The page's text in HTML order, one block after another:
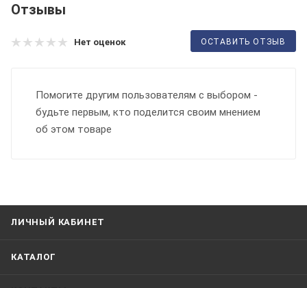
Отзывы
Нет оценок ОСТАВИТЬ ОТЗЫВ
Помогите другим пользователям с выбором -
будьте первым, кто поделится своим мнением
об этом товаре
ЛИЧНЫЙ КАБИНЕТ
КАТАЛОГ